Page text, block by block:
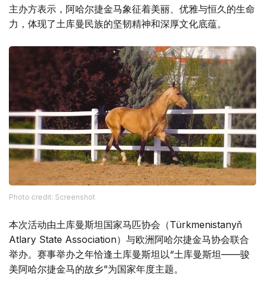
主办方表示，阿哈尔捷金马象征着美丽、优雅与恒久的生命
力，体现了土库曼民族的坚韧精神和深厚文化底蕴。
Phоtо credit: Screenshot
本次活动由土库曼斯坦国家马匹协会（Türkmenistanyň
Atlary State Association）与欧洲阿哈尔捷金马协会联合
举办。赛事举办之年恰逢土库曼斯坦以“土库曼斯坦——骏
美阿哈尔捷金马的故乡”为国家年度主题。